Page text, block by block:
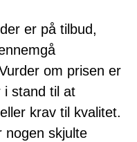
er på tilbud,
om prisen er
i stand til at
krav til kvalitet.
nogen skjulte